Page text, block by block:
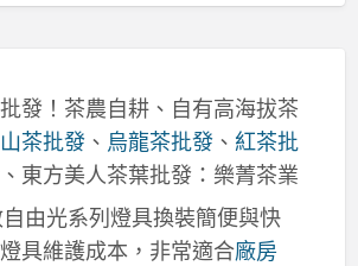
發！茶農自耕、自有高海拔茶
茶批發、 烏龍茶批發、 紅茶批
東方美人茶葉批發：樂菁茶業
由光系列燈具換裝簡便與快
具維護成本，非常適合廠房